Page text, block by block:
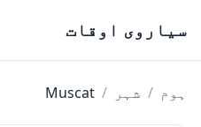
سیاروی اوقات
ہوم / شہر /
Muscat